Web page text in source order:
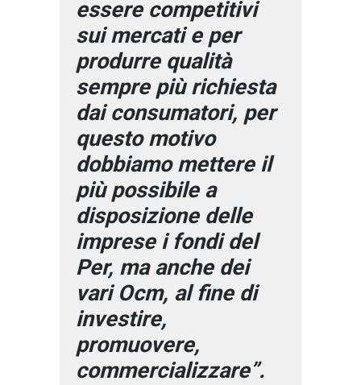
essere competitivi
sui mercati e per
produrre qualità
sempre più richiesta
dai consumatori, per
questo motivo
dobbiamo mettere il
più possibile a
disposizione delle
imprese i fondi del
Per, ma anche dei
vari Ocm, al fine di
investire,
promuovere,
commercializzare”.